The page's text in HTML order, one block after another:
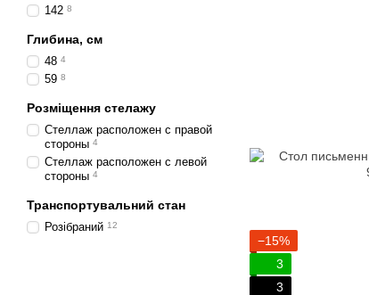
−15%
3
3
142 8
Глибина, см
48 4
59 8
Розміщення стелажу
Стеллаж расположен с правой
стороны 4
Стеллаж расположен с левой
стороны 4
Транспортувальний стан
Розібраний 12